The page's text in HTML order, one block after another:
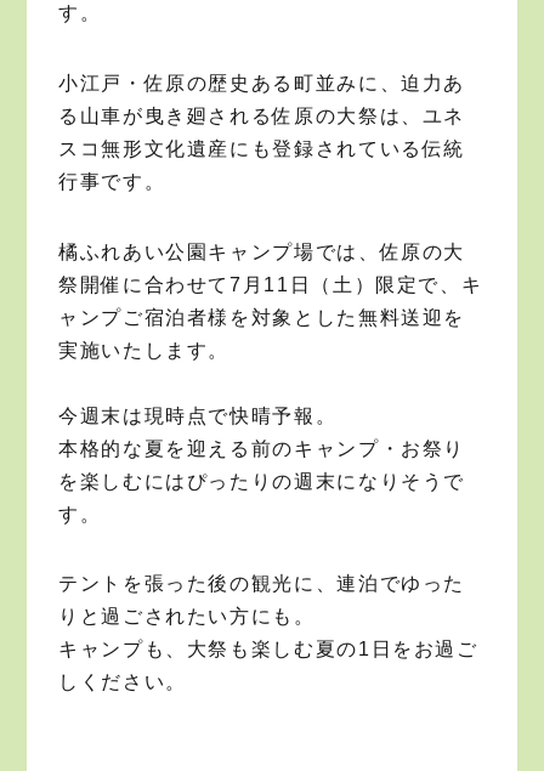
す。
小江戸・佐原の歴史ある町並みに、迫力あ
る山車が曳き廻される佐原の大祭は、ユネ
スコ無形文化遺産にも登録されている伝統
行事です。
橘ふれあい公園キャンプ場では、佐原の大
祭開催に合わせて7月11日（土）限定で、キ
ャンプご宿泊者様を対象とした無料送迎を
実施いたします。
今週末は現時点で快晴予報。
本格的な夏を迎える前のキャンプ・お祭り
を楽しむにはぴったりの週末になりそうで
す。
テントを張った後の観光に、連泊でゆった
りと過ごされたい方にも。
キャンプも、大祭も楽しむ夏の1日をお過ご
しください。